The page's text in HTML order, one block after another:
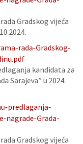
Gradskog vijeća
rada-Gradskog-
kandidata za
Sarajeva” u 2024.
predlaganja-
nagrade-Grada-
Gradskog vijeća